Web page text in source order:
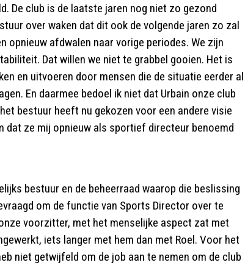
De club is de laatste jaren nog niet zo gezond
over waken dat dit ook de volgende jaren zo zal
opnieuw afdwalen naar vorige periodes. We zijn
Dat willen we niet te grabbel gooien. Het is
en uitvoeren door mensen die de situatie eerder al
En daarmee bedoel ik niet dat Urbain onze club
bestuur heeft nu gekozen voor een andere visie
dat ze mij opnieuw als sportief directeur benoemd
bestuur en de beheerraad waarop die beslissing
om de functie van Sports Director over te
voorzitter, met het menselijke aspect zat met
iets langer met hem dan met Roel. Voor het
niet getwijfeld om de job aan te nemen om de club